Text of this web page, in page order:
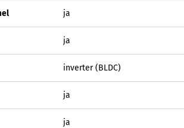
ja
ja
inverter (BLDC)
ja
ja